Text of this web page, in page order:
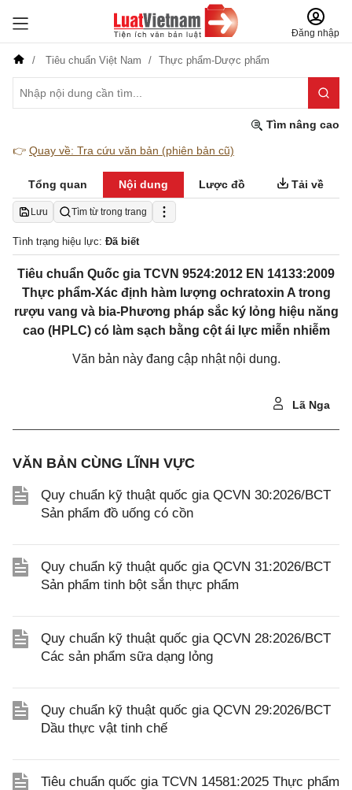
Đăng nhập
Tiêu chuẩn Việt Nam Thực phẩm-Dược phẩm
Tìm nâng cao
👉 Quay về: Tra cứu văn bản (phiên bản cũ)
Tổng quan Nội dung Lược đồ Tải về
Lưu Tìm từ trong trang
Tình trạng hiệu lực: Đã biết
Tiêu chuẩn Quốc gia TCVN 9524:2012 EN 14133:2009
Thực phẩm-Xác định hàm lượng ochratoxin A trong
rượu vang và bia-Phương pháp sắc ký lỏng hiệu năng
cao (HPLC) có làm sạch bằng cột ái lực miễn nhiễm
Văn bản này đang cập nhật nội dung.
Lã Nga
VĂN BẢN CÙNG LĨNH VỰC
Quy chuẩn kỹ thuật quốc gia QCVN 30:2026/BCT
Sản phẩm đồ uống có cồn
Quy chuẩn kỹ thuật quốc gia QCVN 31:2026/BCT
Sản phẩm tinh bột sắn thực phẩm
Quy chuẩn kỹ thuật quốc gia QCVN 28:2026/BCT
Các sản phẩm sữa dạng lỏng
Quy chuẩn kỹ thuật quốc gia QCVN 29:2026/BCT
Dầu thực vật tinh chế
Tiêu chuẩn quốc gia TCVN 14581:2025 Thực phẩm